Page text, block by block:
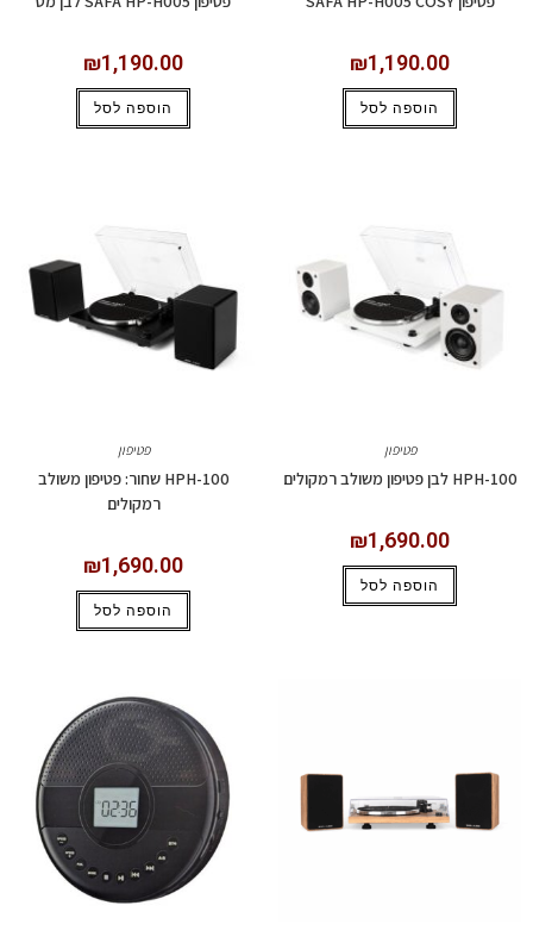
₪1,190.00
הוספה לסל
₪1,190.00
הוספה לסל
פטיפון
HPH-100 לבן פטיפון משולב רמקולים
₪1,690.00
הוספה לסל
פטיפון
HPH-100 שחור: פטיפון משולב
רמקולים
₪1,690.00
הוספה לסל